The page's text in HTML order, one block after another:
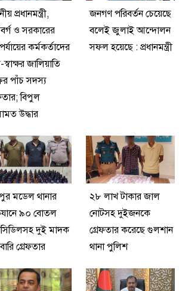
প্রধানমন্ত্রী,
ও সরকারের
কর্মকর্তাদের
জালিয়াতি
পাঁচ সদস্য
বিপুল
উদ্ধার
জনগণ পরিবর্তন চেয়েছে
বলেই জুলাই আন্দোলন
সফল হয়েছে : প্রধানমন্ত্রী
মডেল থানার
৯০ বোতল
দুই মাদক
গ্রেফতার
২৮ লাখ টাকার জাল
নোটসহ দুইজনকে
গ্রেফতার করেছে গুলশান
থানা পুলিশ